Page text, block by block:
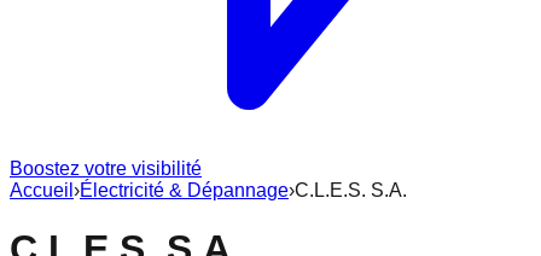
Boostez votre visibilité
Accueil ›Électricité & Dépannage›C.L.E.S. S.A.